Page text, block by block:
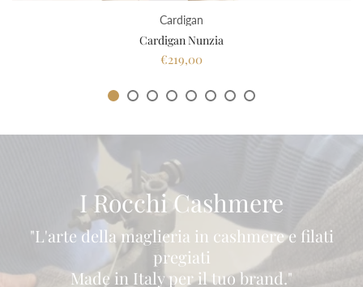
Cardigan
Cardigan Nunzia
€219,00
I Rocchi Cashmere
"L'arte della maglieria in cashmere e filati
pregiati
Made in Italy per il tuo brand."